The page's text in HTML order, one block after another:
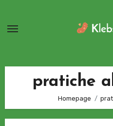
contenuto
pratiche
Homepage